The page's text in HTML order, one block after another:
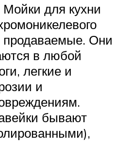
Мойки для кухни
Они
в любой
легкие и
и
бывают